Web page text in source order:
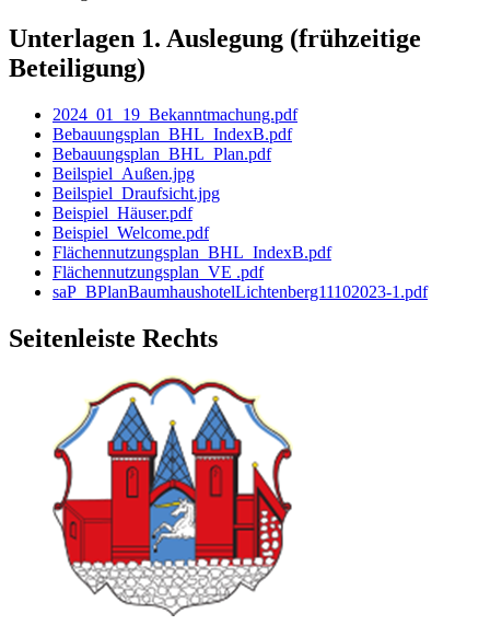
Unterlagen 1. Auslegung (frühzeitige
Beteiligung)
2024_01_19_Bekanntmachung.pdf
Bebauungsplan_BHL_IndexB.pdf
Bebauungsplan_BHL_Plan.pdf
Beilspiel_Außen.jpg
Beilspiel_Draufsicht.jpg
Beispiel_Häuser.pdf
Beispiel_Welcome.pdf
Flächennutzungsplan_BHL_IndexB.pdf
Flächennutzungsplan_VE .pdf
saP_BPlanBaumhaushotelLichtenberg11102023-1.pdf
Seitenleiste Rechts